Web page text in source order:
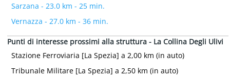
Sarzana - 23.0 km - 25 min.
Vernazza - 27.0 km - 36 min.
Punti di interesse prossimi alla struttura - La Collina Degli Ulivi
Stazione Ferroviaria [La Spezia] a 2,00 km (in auto)
Tribunale Militare [La Spezia] a 2,50 km (in auto)